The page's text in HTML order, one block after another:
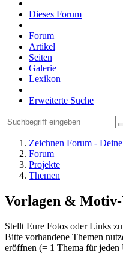
Dieses Forum
Forum
Artikel
Seiten
Galerie
Lexikon
Erweiterte Suche
Zeichnen Forum -
Forum
Projekte
Themen
Vorlagen & Motiv-
Stellt Eure Fotos oder Links
Bitte vorhandene Themen
eröffnen (= 1 Thema für jeden